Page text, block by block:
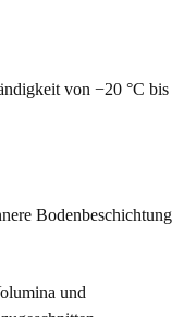
von −20 °C bis
Bodenbeschichtung
und